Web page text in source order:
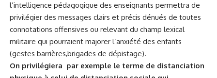
l’intelligence pédagogique des enseignants permettra de
privilégier des messages clairs et précis dénués de toutes
connotations offensives ou relevant du champ lexical
militaire qui pourraient majorer l’anxiété des enfants
(gestes barrières,brigades de dépistage).
On privilégiera par exemple le terme de distanciation